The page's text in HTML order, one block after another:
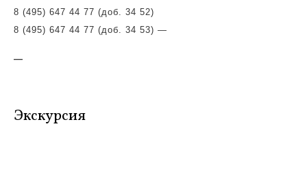
8 (495) 647 44 77 (доб. 34 52)
8 (495) 647 44 77 (доб. 34 53) —
—
Экскурсия